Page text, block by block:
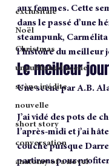
exclusitale
Noël
Christmas
unpublished scene
scène inédite
nouvelle
short story
conversation
anatomy of a novel
aux femmes. Cette
dans le passé d’une
steampunk, Carmélita
l’histoire du meilleur
Le meilleur
Une scène par A.B.
J’ai vidé des pots de
l’après-midi et j’ai
couche puisque
partirons pour profiter